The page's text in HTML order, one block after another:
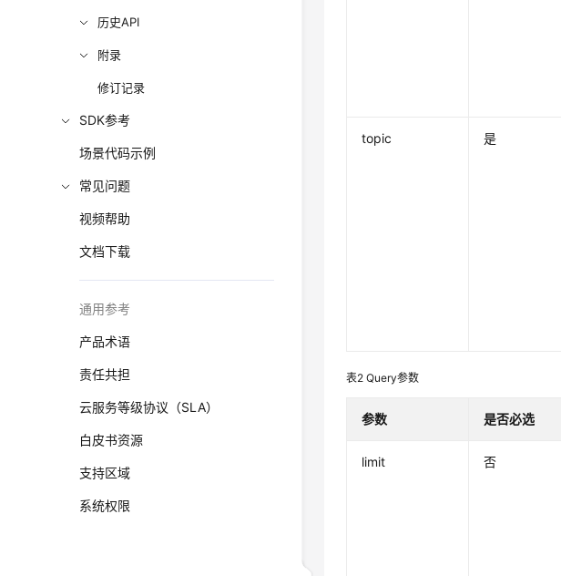
历史API
附录
修订记录
SDK参考
场景代码示例
常见问题
视频帮助
文档下载
通用参考
产品术语
责任共担
云服务等级协议（SLA）
白皮书资源
支持区域
系统权限
topic 是
表2Query参数
参数 是否必选
limit 否